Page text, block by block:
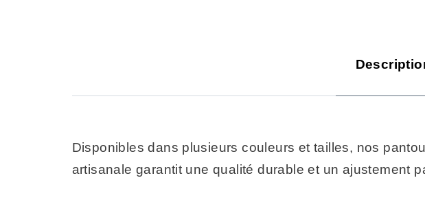
Disponibles dans plusieurs couleurs et tailles, nos
artisanale garantit une qualité durable et un ajustement